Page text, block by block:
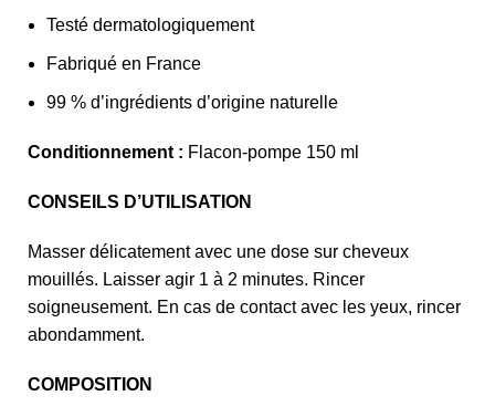
Testé dermatologiquement
Fabriqué en France
99 % d’ingrédients d’origine naturelle
Conditionnement : Flacon-pompe 150 ml
CONSEILS D’UTILISATION
Masser délicatement avec une dose sur cheveux
mouillés. Laisser agir 1 à 2 minutes. Rincer
soigneusement. En cas de contact avec les yeux, rincer
abondamment.
COMPOSITION